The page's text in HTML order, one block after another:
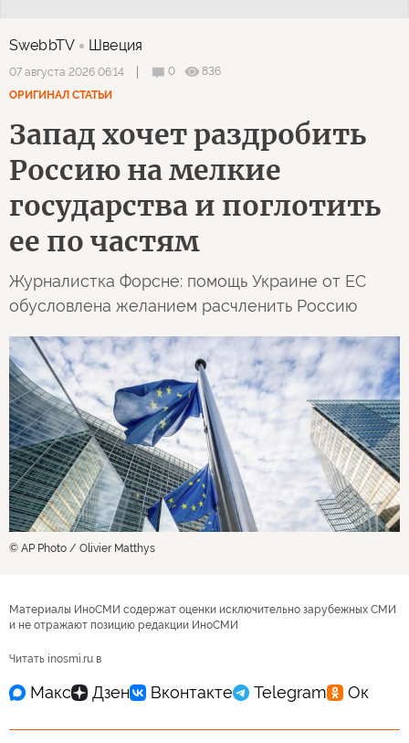
SwebbTV Швеция
07 августа 2026 06:14 0
836
ОРИГИНАЛ СТАТЬИ
Запад хочет раздробить
Россию на мелкие
государства и поглотить
ее по частям
Журналистка Форсне: помощь Украине от ЕС
обусловлена желанием расчленить Россию
© AP Photo / Olivier Matthys
Материалы ИноСМИ содержат оценки исключительно зарубежных СМИ
и не отражают позицию редакции ИноСМИ
Читать inosmi.ru в